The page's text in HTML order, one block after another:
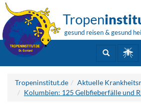
Tropen
gesund reisen & gesund
Tropeninstitut.de
Aktuelle
Kolumbien: 125 Gelbfieberfälle und